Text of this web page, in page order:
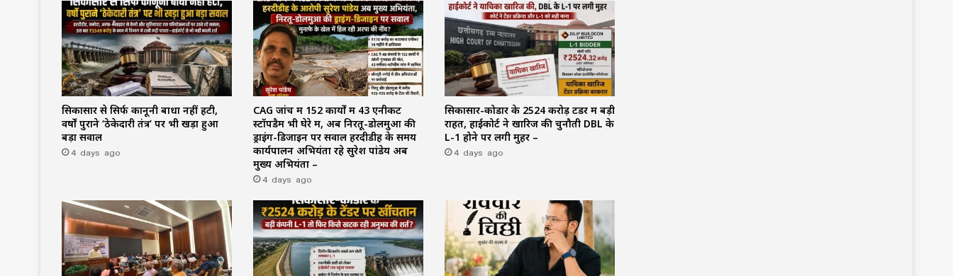
सिकासार से सिर्फ कानूनी बाधा नहीं हटी,
वर्षों पुराने ‘ठेकेदारी तंत्र’ पर भी खड़ा हुआ
बड़ा सवाल
4 days ago
CAG जांच में 152 कार्यों में 43 एनीकट
स्टॉपडैम भी घेरे में, अब निरतू-डोलमुआ की
ड्राइंग-डिजाइन पर सवाल हरदीडीह के समय
कार्यपालन अभियंता रहे सुरेश पांडेय अब
मुख्य अभियंता –
4 days ago
सिकासार-कोडार के ₹2524 करोड़ टेंडर में बड़ी
राहत, हाईकोर्ट ने खारिज की चुनौती DBL के
L-1 होने पर लगी मुहर –
4 days ago